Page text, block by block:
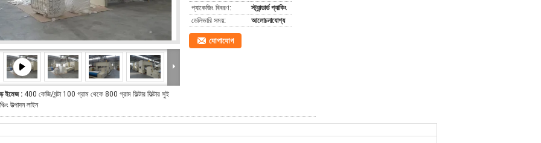
ইমেজ : 400 কেজি/ঘন্টা 100 গ্রাম থেকে 800 গ্রাম ফিল্টার ফিল্টার সুই
উত্পাদন লাইন
প্যাকেজিং বিবরণ:
স্ট্যান্ডার্ড প্যাকিং
ডেলিভারি সময়:
আলোচনাযোগ্য
যোগাযোগ